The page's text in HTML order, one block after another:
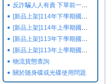
反詐騙人人有責 下單前一定要注意
[新品上架]114年下學期國小國中高中命題光碟,校用卷,習作
[新品上架]114年上學期國小國中高中命題光碟,校用卷,習作
[新品上架]113年下學期國小國中高中命題光碟,校用卷,習作
[新品上架]113年上學期國小國中高中命題光碟,校用卷,習作
物流貨態查詢
關於随身碟或光碟使用問題